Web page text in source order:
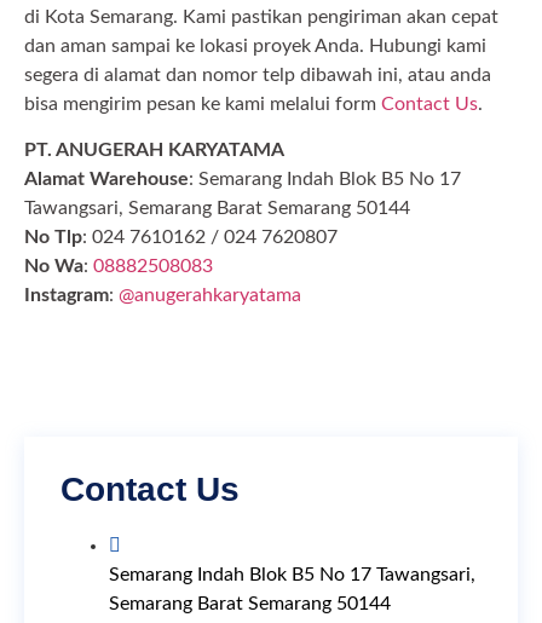
di Kota Semarang. Kami pastikan pengiriman akan cepat
dan aman sampai ke lokasi proyek Anda. Hubungi kami
segera di alamat dan nomor telp dibawah ini, atau anda
bisa mengirim pesan ke kami melalui form Contact Us.
PT. ANUGERAH KARYATAMA
Alamat Warehouse: Semarang Indah Blok B5 No 17
Tawangsari, Semarang Barat Semarang 50144
No Tlp: 024 7610162 / 024 7620807
No Wa: 08882508083
Instagram: @anugerahkaryatama
Contact Us
Semarang Indah Blok B5 No 17 Tawangsari,
Semarang Barat Semarang 50144